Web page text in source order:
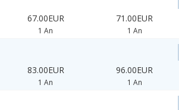
67.00EUR
1 An
71.00EUR
1 An
83.00EUR
1 An
96.00EUR
1 An